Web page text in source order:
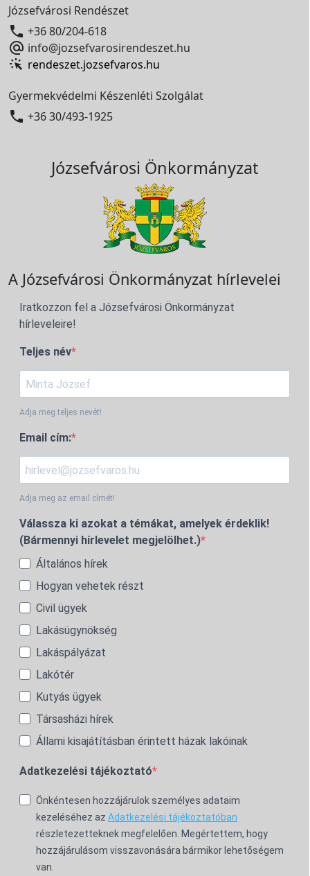
Józsefvárosi Rendészet
 +36 80/204-618
 info@jozsefvarosirendeszet.hu
rendeszet.jozsefvaros.hu
Gyermekvédelmi Készenléti Szolgálat
 +36 30/493-1925
Józsefvárosi Önkormányzat
A Józsefvárosi Önkormányzat hírlevelei
Iratkozzon fel a Józsefvárosi Önkormányzat
hírleveleire!
Teljes név
Adja meg teljes nevét!
Email cím:
Adja meg az email címét!
Válassza ki azokat a témákat, amelyek érdeklik!
(Bármennyi hírlevelet megjelölhet.)
Általános hírek
Hogyan vehetek részt
Civil ügyek
Lakásügynökség
Lakáspályázat
Lakótér
Kutyás ügyek
Társasházi hírek
Állami kisajátításban érintett házak lakóinak
Adatkezelési tájékoztató
Önkéntesen hozzájárulok személyes adataim
kezeléséhez az Adatkezelési tájékoztatóban
részletezetteknek megfelelően. Megértettem, hogy
hozzájárulásom visszavonására bármikor lehetőségem
van.